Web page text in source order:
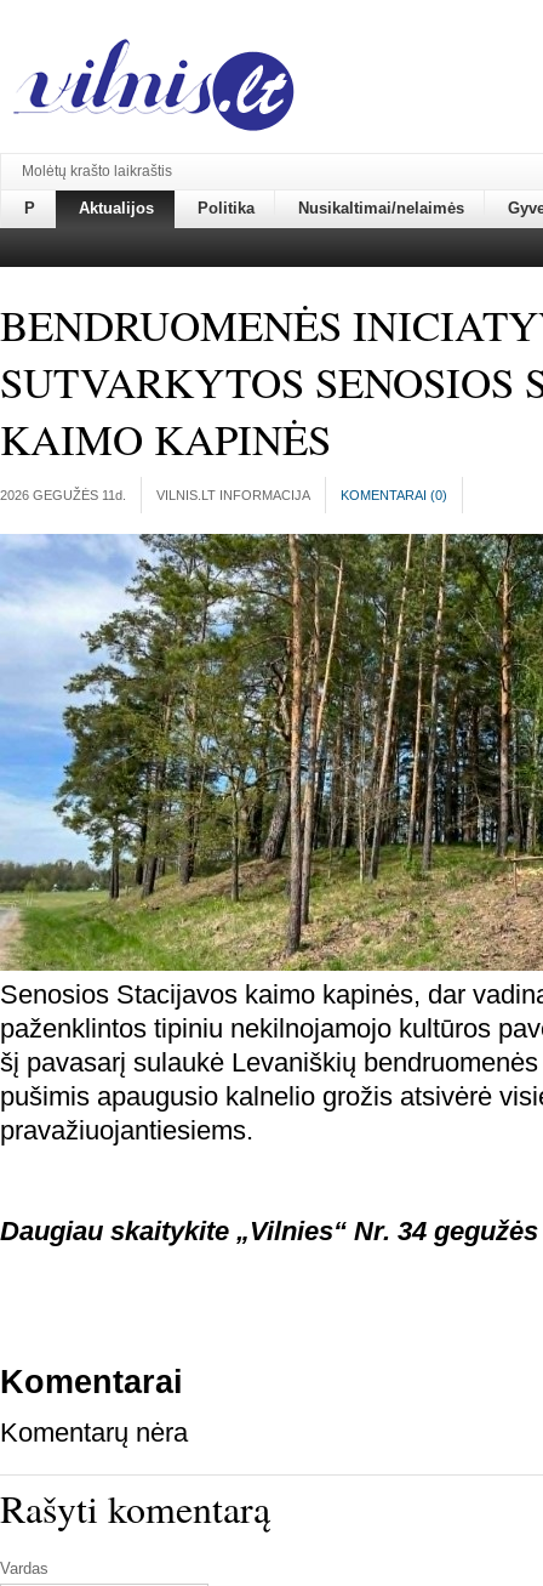
Molėtų krašto laikraštis
P Aktualijos Politika Nusikaltimai/nelaimės
BENDRUOMENĖS
SUTVARKYTOS SENOSIOS
KAIMO KAPINĖS
2026 GEGUŽĖS 11d. VILNIS.LT INFORMACIJA KOMENTARAI (0)
Senosios Stacijavos kaimo kapinės, dar
paženklintos tipiniu nekilnojamojo kultūros
šį pavasarį sulaukė Levaniškių
pušimis apaugusio kalnelio grožis atsivėrė
pravažiuojantiesiems.
Daugiau skaitykite „Vilnies“ Nr. 34 gegužės
Komentarai
Komentarų nėra
Rašyti komentarą
Vardas